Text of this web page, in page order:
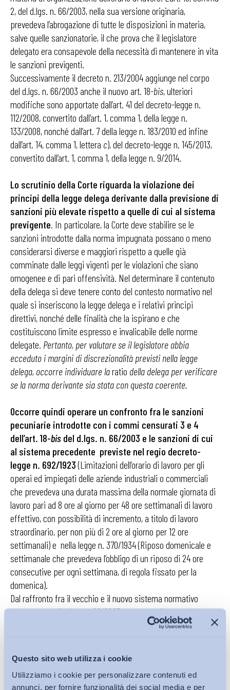
Questo sito web utilizza i cookie
Utilizziamo i cookie per personalizzare contenuti ed
annunci, per fornire funzionalità dei social media e per
2, del d.lgs. n. 66/2003, nella sua versione originaria,
prevedeva l’abrogazione di tutte le disposizioni in materia,
salve quelle sanzionatorie, il che prova che il legislatore
delegato era consapevole della necessità di mantenere in vita
le sanzioni previgenti.
Successivamente il decreto n. 213/2004 aggiunge nel corpo
del d.lgs. n. 66/2003 anche il nuovo art. 18-bis, ulteriori
modifiche sono apportate dall’art. 41 del decreto-legge n.
112/2008, convertito dall’art. 1, comma 1, della legge n.
133/2008, nonché dall’art. 7 della legge n. 183/2010 ed infine
dall’art. 14, comma 1, lettera c), del decreto-legge n. 145/2013,
convertito dall’art. 1, comma 1, della legge n. 9/2014.
Lo scrutinio della Corte riguarda la violazione dei
principi della legge delega derivante dalla previsione di
sanzioni più elevate rispetto a quelle di cui al sistema
previgente. In particolare, la Corte deve stabilire se le
sanzioni introdotte dalla norma impugnata possano o meno
considerarsi diverse e maggiori rispetto a quelle già
comminate dalle leggi vigenti per le violazioni che siano
omogenee e di pari offensività. Nel determinare il contenuto
della delega si deve tenere conto del contesto normativo nel
quale si inseriscono la legge delega e i relativi principi
direttivi, nonché delle finalità che la ispirano e che
costituiscono limite espresso e invalicabile delle norme
delegate. Pertanto, per valutare se il legislatore abbia
ecceduto i margini di discrezionalità previsti nella legge
delega, occorre individuare laratio della delega per verificare
se la norma derivante sia stata con questa coerente.
Occorre quindi operare un confronto fra le sanzioni
pecuniarie introdotte con i commi censurati 3 e 4
dell’art. 18-bis del d.lgs. n. 66/2003 e le sanzioni di cui
al sistema precedente previste nel regio decreto-
legge n. 692/1923(Limitazioni dell’orario di lavoro per gli
operai ed impiegati delle aziende industriali o commerciali
che prevedeva una durata massima della normale giornata di
lavoro pari ad 8 ore al giorno per 48 ore settimanali di lavoro
effettivo, con possibilità di incremento, a titolo di lavoro
straordinario, per non più di 2 ore al giorno per 12 ore
settimanali) e nella legge n. 370/1934 (Riposo domenicale e
settimanale che prevedeva l’obbligo di un riposo di 24 ore
consecutive per ogni settimana, di regola fissato per la
domenica).
Dal raffronto fra il vecchio e il nuovo sistema normativo
emerge come il d.lgs. n. 66/2003 consente ai contratti
collettivi di stabilire una durata minore delle 40 ore
che la durata media non possa superare, per ogni periodo di
sette giorni, le 48 ore, comprese quelle dello straordinario; il